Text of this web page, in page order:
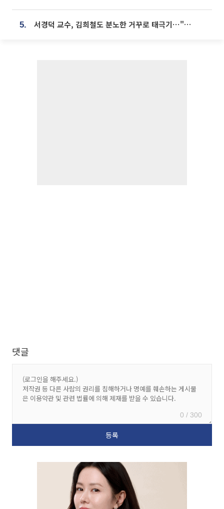
5. 서경덕 교수, 김희철도 분노한 거꾸로 태극기⋯"엉터리는 아냐, 아쉬울 뿐"
댓글
0 / 300